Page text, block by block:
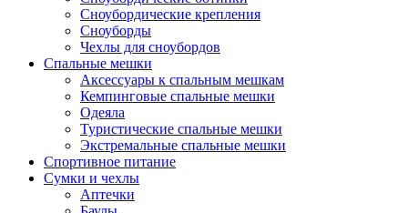
Сноубордические крепления
Сноуборды
Чехлы для сноубордов
Спальные мешки
Аксессуары к спальным мешкам
Кемпинговые спальные мешки
Одеяла
Туристические спальные мешки
Экстремальные спальные мешки
Спортивное питание
Сумки и чехлы
Аптечки